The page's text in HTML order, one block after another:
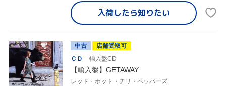
入荷したら知りたい
中古
店舗受取可
ＣＤ
輸入盤CD
【輸入盤】GETAWAY
レッド・ホット・チリ・ペッパーズ